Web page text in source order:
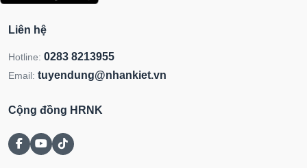
Liên hệ
Hotline: 0283 8213955
Email: tuyendung@nhankiet.vn
Cộng đồng HRNK